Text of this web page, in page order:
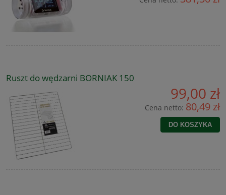
Ruszt do wędzarni BORNIAK 150
99,00 zł
Cena netto: 80,49 zł
DO KOSZYKA